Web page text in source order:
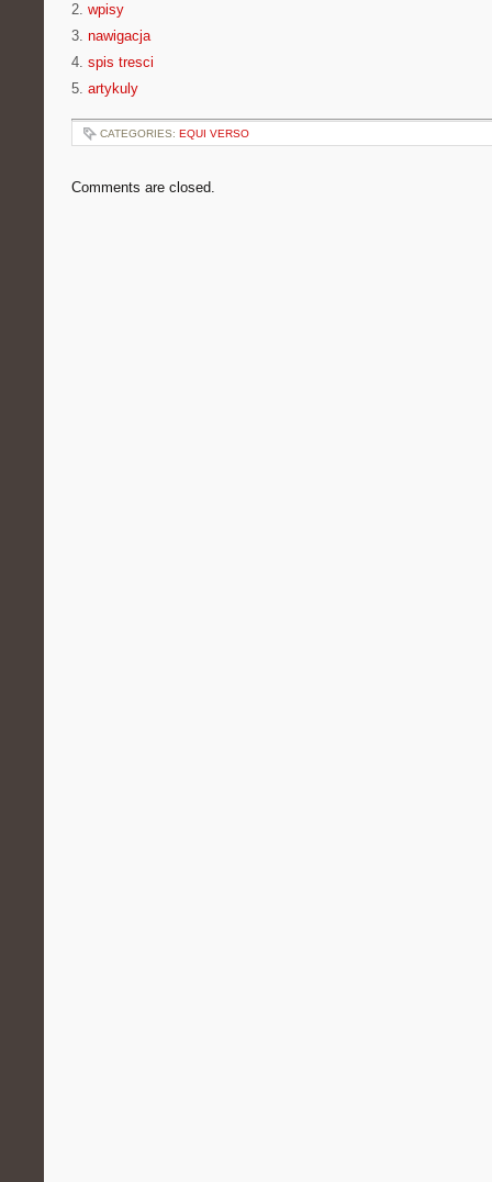
2. wpisy
3. nawigacja
4. spis tresci
5. artykuly
CATEGORIES: EQUI VERSO
Comments are closed.